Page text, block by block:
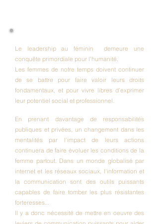
Le leadership au féminin demeure une
conquête primordiale pour l’humanité.
Les femmes de notre temps doivent continuer
de se battre pour faire valoir leurs droits
fondamentaux, et pour vivre libres d’exprimer
leur potentiel social et professionnel.
En prenant davantage de responsabilités
publiques et privées, un changement dans les
mentalités par l’impact de leurs actions
continuera de faire évoluer les conditions de la
femme partout. Dans un monde globalisé par
internet et les réseaux sociaux, l’information et
la communication sont des outils puissants
capables de faire tomber les plus résistantes
forteresses...
Il y a donc nécessité de mettre en oeuvre des